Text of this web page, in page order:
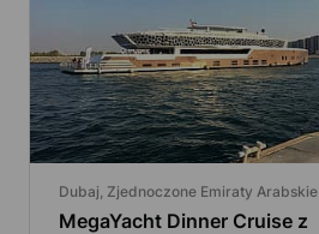
Dubaj, Zjednoczone Emiraty Arabskie
MegaYacht Dinner Cruise z